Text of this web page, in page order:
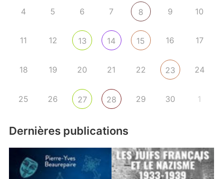
4 5 6 7 8 9 10
11 12 13 14 15 16 17
18 19 20 21 22 23 24
25 26 27 28 29 30 1
Dernières publications